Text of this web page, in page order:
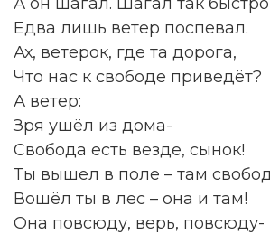
Едва лишь ветер поспевал.
Ах, ветерок, где та дорога,
Что нас к свободе приведёт?
А ветер:
Зря ушёл из дома-
Свобода есть везде, сынок!
Ты вышел в поле – там
Вошёл ты в лес – она и там!
Она повсюду, верь, повсюду-